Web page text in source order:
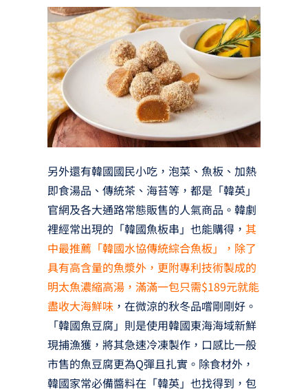
另外還有韓國國民小吃，泡菜、魚板、加熱
即食湯品、傳統茶、海苔等，都是「韓英」
官網及各大通路常態販售的人氣商品。韓劇
裡經常出現的「韓國魚板串」也能購得， 其
中最推薦「韓國水協傳統綜合魚板」，除了
具有高含量的魚漿外，更附專利技術製成的
明太魚濃縮高湯，滿滿一包只需$189元就能
盡收大海鮮味，在微涼的秋冬品嚐剛剛好。
「韓國魚豆腐」則是使用韓國東海海域新鮮
現捕漁獲，將其急速冷凍製作，口感比一般
市售的魚豆腐更為Q彈且扎實。除食材外，
韓國家常必備醬料在「韓英」也找得到，包